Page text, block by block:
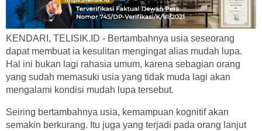
KENDARI, TELISIK.ID - Bertambahnya usia seseorang
dapat membuat ia kesulitan mengingat alias mudah lupa.
Hal ini bukan lagi rahasia umum, karena sebagian orang
yang sudah memasuki usia yang tidak muda lagi akan
mengalami kondisi mudah lupa tersebut.
Seiring bertambahnya usia, kemampuan kognitif akan
semakin berkurang. Itu juga yang terjadi pada orang lanjut